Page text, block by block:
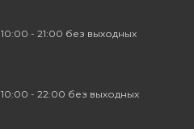
10:00 - 21:00 без выходных
10:00 - 22:00 без выходных